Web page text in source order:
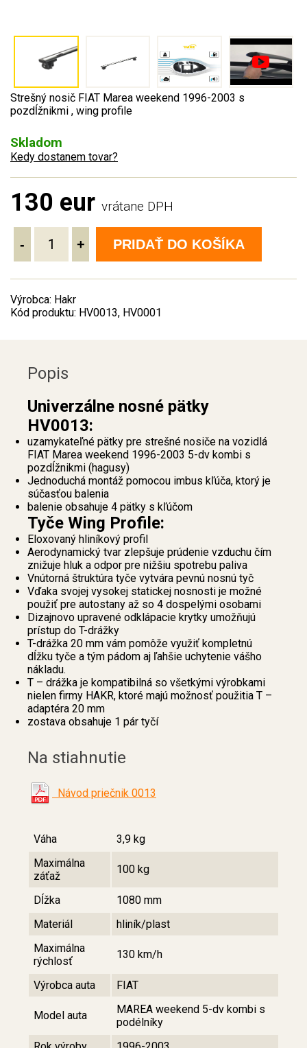
Strešný nosič FIAT Marea weekend 1996-2003 s
pozdĺžnikmi , wing profile
Skladom
Kedy dostanem tovar?
130 eur vrátane DPH
- + PRIDAŤ DO KOŠÍKA
Výrobca: Hakr
Kód produktu: HV0013, HV0001
Popis
Univerzálne nosné pätky
HV0013:
uzamykateľné pätky pre strešné nosiče na vozidlá
FIAT Marea weekend 1996-2003 5-dv kombi s
pozdĺžnikmi (hagusy)
Jednoduchá montáž pomocou imbus kľúča, ktorý je
súčasťou balenia
balenie obsahuje 4 pätky s kľúčom
Tyče Wing Profile:
Eloxovaný hliníkový profil
Aerodynamický tvar zlepšuje prúdenie vzduchu čím
znižuje hluk a odpor pre nižšiu spotrebu paliva
Vnútorná štruktúra tyče vytvára pevnú nosnú tyč
Vďaka svojej vysokej statickej nosnosti je možné
použiť pre autostany až so 4 dospelými osobami
Dizajnovo upravené odklápacie krytky umožňujú
prístup do T-drážky
T-drážka 20 mm vám pomôže využiť kompletnú
dĺžku tyče a tým pádom aj ľahšie uchytenie vášho
nákladu.
T – drážka je kompatibilná so všetkými výrobkami
nielen firmy HAKR, ktoré majú možnosť použitia T –
adaptéra 20 mm
zostava obsahuje 1 pár tyčí
Na stiahnutie
Návod priečnik 0013
Váha
3,9 kg
Maximálna
záťaž
100 kg
Dĺžka
1080 mm
Materiál
hliník/plast
Maximálna
rýchlosť
130 km/h
Výrobca auta FIAT
Model auta
MAREA weekend 5-dv kombi s
podélníky